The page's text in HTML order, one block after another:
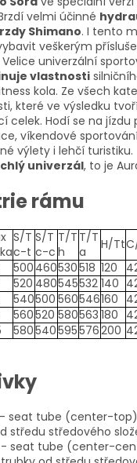
velmi účinné
Shimano. I tento
veškerým
univerzální
vlastnosti
kola. Ze všech
které ve výsledku
celek. Hodí se na jízdu
víkendové
výlety i lehčí turistiku.
univerzál, to je
rámu
S/T
c-t
S/T
c-c
T/T
h
T/T
a
H/Tt
500 460530518 120
520 480545532 140
540500 560546160
560520 580563 180
580540595576200
- seat tube (center-
středu středového
- seat tube (center-